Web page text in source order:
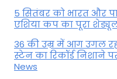
5 सितंबर को भारत और
एशिया कप का पूरा
36 की उम्र में आग उगल
स्टेन का रिकॉर्ड निशाने
News